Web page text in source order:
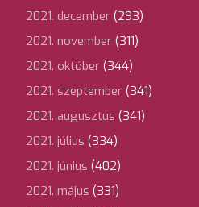
2021. december (293)
2021. november (311)
2021. október (344)
2021. szeptember (341)
2021. augusztus (341)
2021. július (334)
2021. június (402)
2021. május (331)